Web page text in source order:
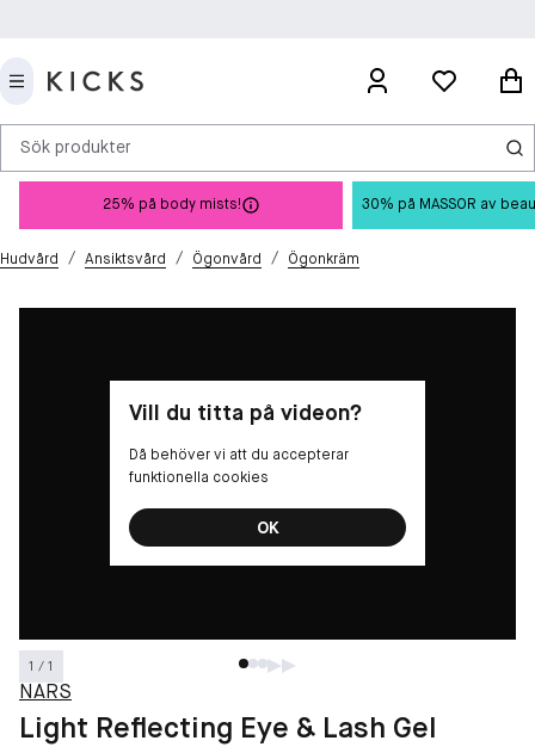
Sök produkter
25% på body mists! 30% på MASSOR av
Hudvård / Ansiktsvård / Ögonvård / Ögonkräm
1 / 1
Vill du titta på videon?
Då behöver vi att du accepterar
funktionella cookies
OK
NARS
Light Reflecting Eye & Lash Gel